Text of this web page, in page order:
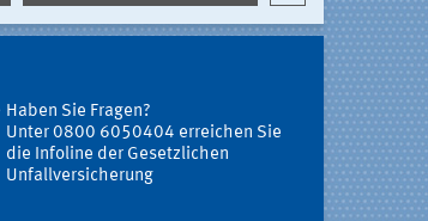
Haben Sie Fragen?
Unter 0800 6050404 erreichen Sie
die Infoline der Gesetzlichen
Unfallversicherung